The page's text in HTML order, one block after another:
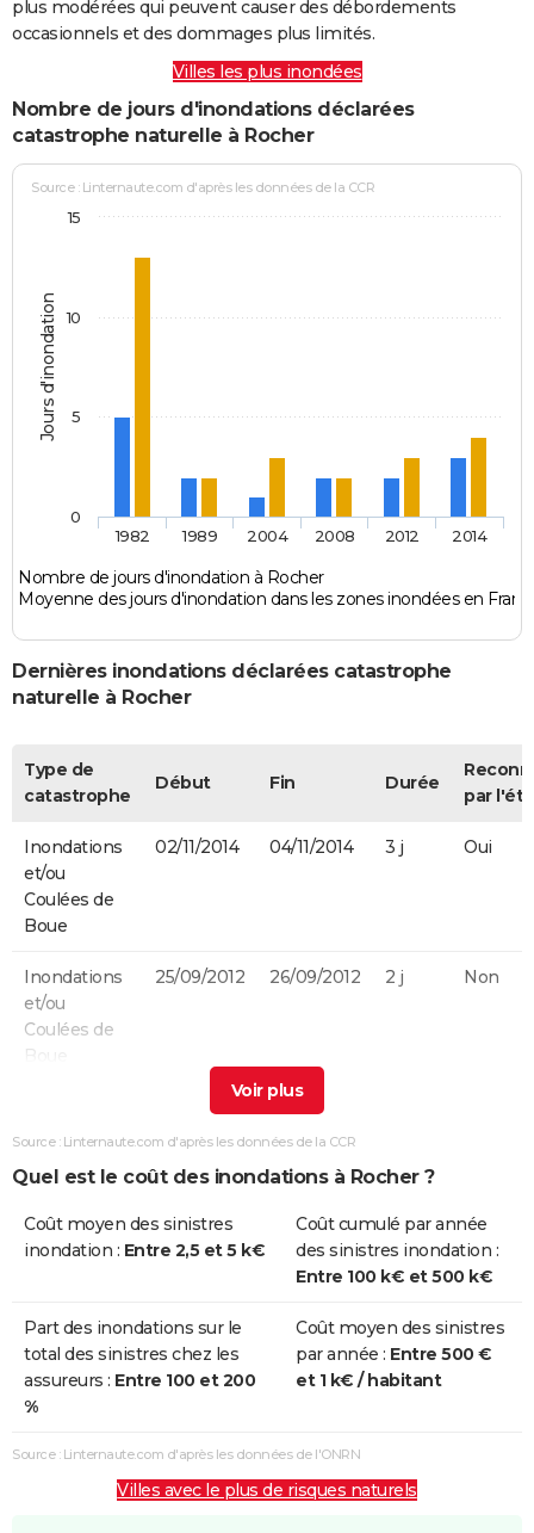
plus modérées qui peuvent causer des débordements
occasionnels et des dommages plus limités.
Villes les plus inondées
Nombre de jours d'inondations déclarées
catastrophe naturelle à Rocher
Jours d'inondation
Source : Linternaute.com d'après les données de la CCR
Nombre de jours d'inondation à Rocher
Moyenne des jours d'inondation dans les zones inondées en
1982 1989 2004 2008 2012 2014
0
5
10
15
Dernières inondations déclarées catastrophe
naturelle à Rocher
Type de
catastrophe
Début Fin Durée
par
Inondations
et/ou
Coulées de
Boue
02/11/2014 04/11/2014 3 j Oui
Inondations
et/ou
Coulées de
Boue
25/09/2012 26/09/2012 2 j Non
et/ou
Boue
21/10/2008 22/10/2008
Inondations
et/ou
17/08/2004 17/08/2004 1 j Oui
Inondations
et/ou
Coulées de
Boue
02/11/1989 03/11/1989 2 j Oui
Inondations
06/11/1982 10/11/1982 5 j
Source : Linternaute.com d'après les données de la CCR
Quel est le coût des inondations à Rocher ?
Coût moyen des sinistres
inondation : Entre 2,5 et 5 k€
Coût cumulé par année
des sinistres inondation :
Entre 100 k€ et 500 k€
Part des inondations sur le
total des sinistres chez les
assureurs : Entre 100 et 200
%
Coût moyen des sinistres
par année : Entre 500 €
et 1 k€ / habitant
Source : Linternaute.com d'après les données de l'ONRN
Villes avec le plus de risques naturels